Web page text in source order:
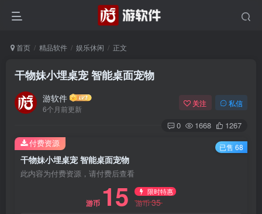
首页 精品软件 娱乐休闲 正文
干物妹小埋桌宠 智能桌面宠物
游软件
6个月前更新
关注 私信
0 1668 1267
干物妹小埋桌宠 智能桌面宠物
此内容为付费资源，请付费后查看
游币 15 限时特惠
游币35
付费资源 已售 68